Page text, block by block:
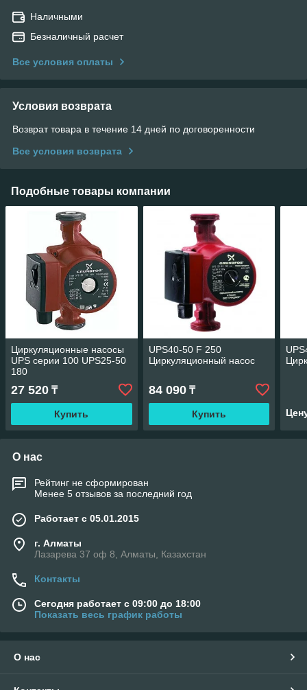
Наличными
Безналичный расчет
Все условия оплаты
Условия возврата
Возврат товара в течение 14 дней по договоренности
Все условия возврата
Подобные товары компании
Циркуляционные насосы
UPS серии 100 UPS25-50
180
27 520 ₸
Купить
UPS40-50 F 250
Циркуляционный насос
84 090₸
Купить
О нас
Рейтинг не сформирован
Менее 5 отзывов за последний год
Работает с 05.01.2015
г. Алматы
Лазарева 37 оф 8, Алматы, Казахстан
Контакты
Сегодня работает с 09:00 до 18:00
Показать весь график работы
О нас